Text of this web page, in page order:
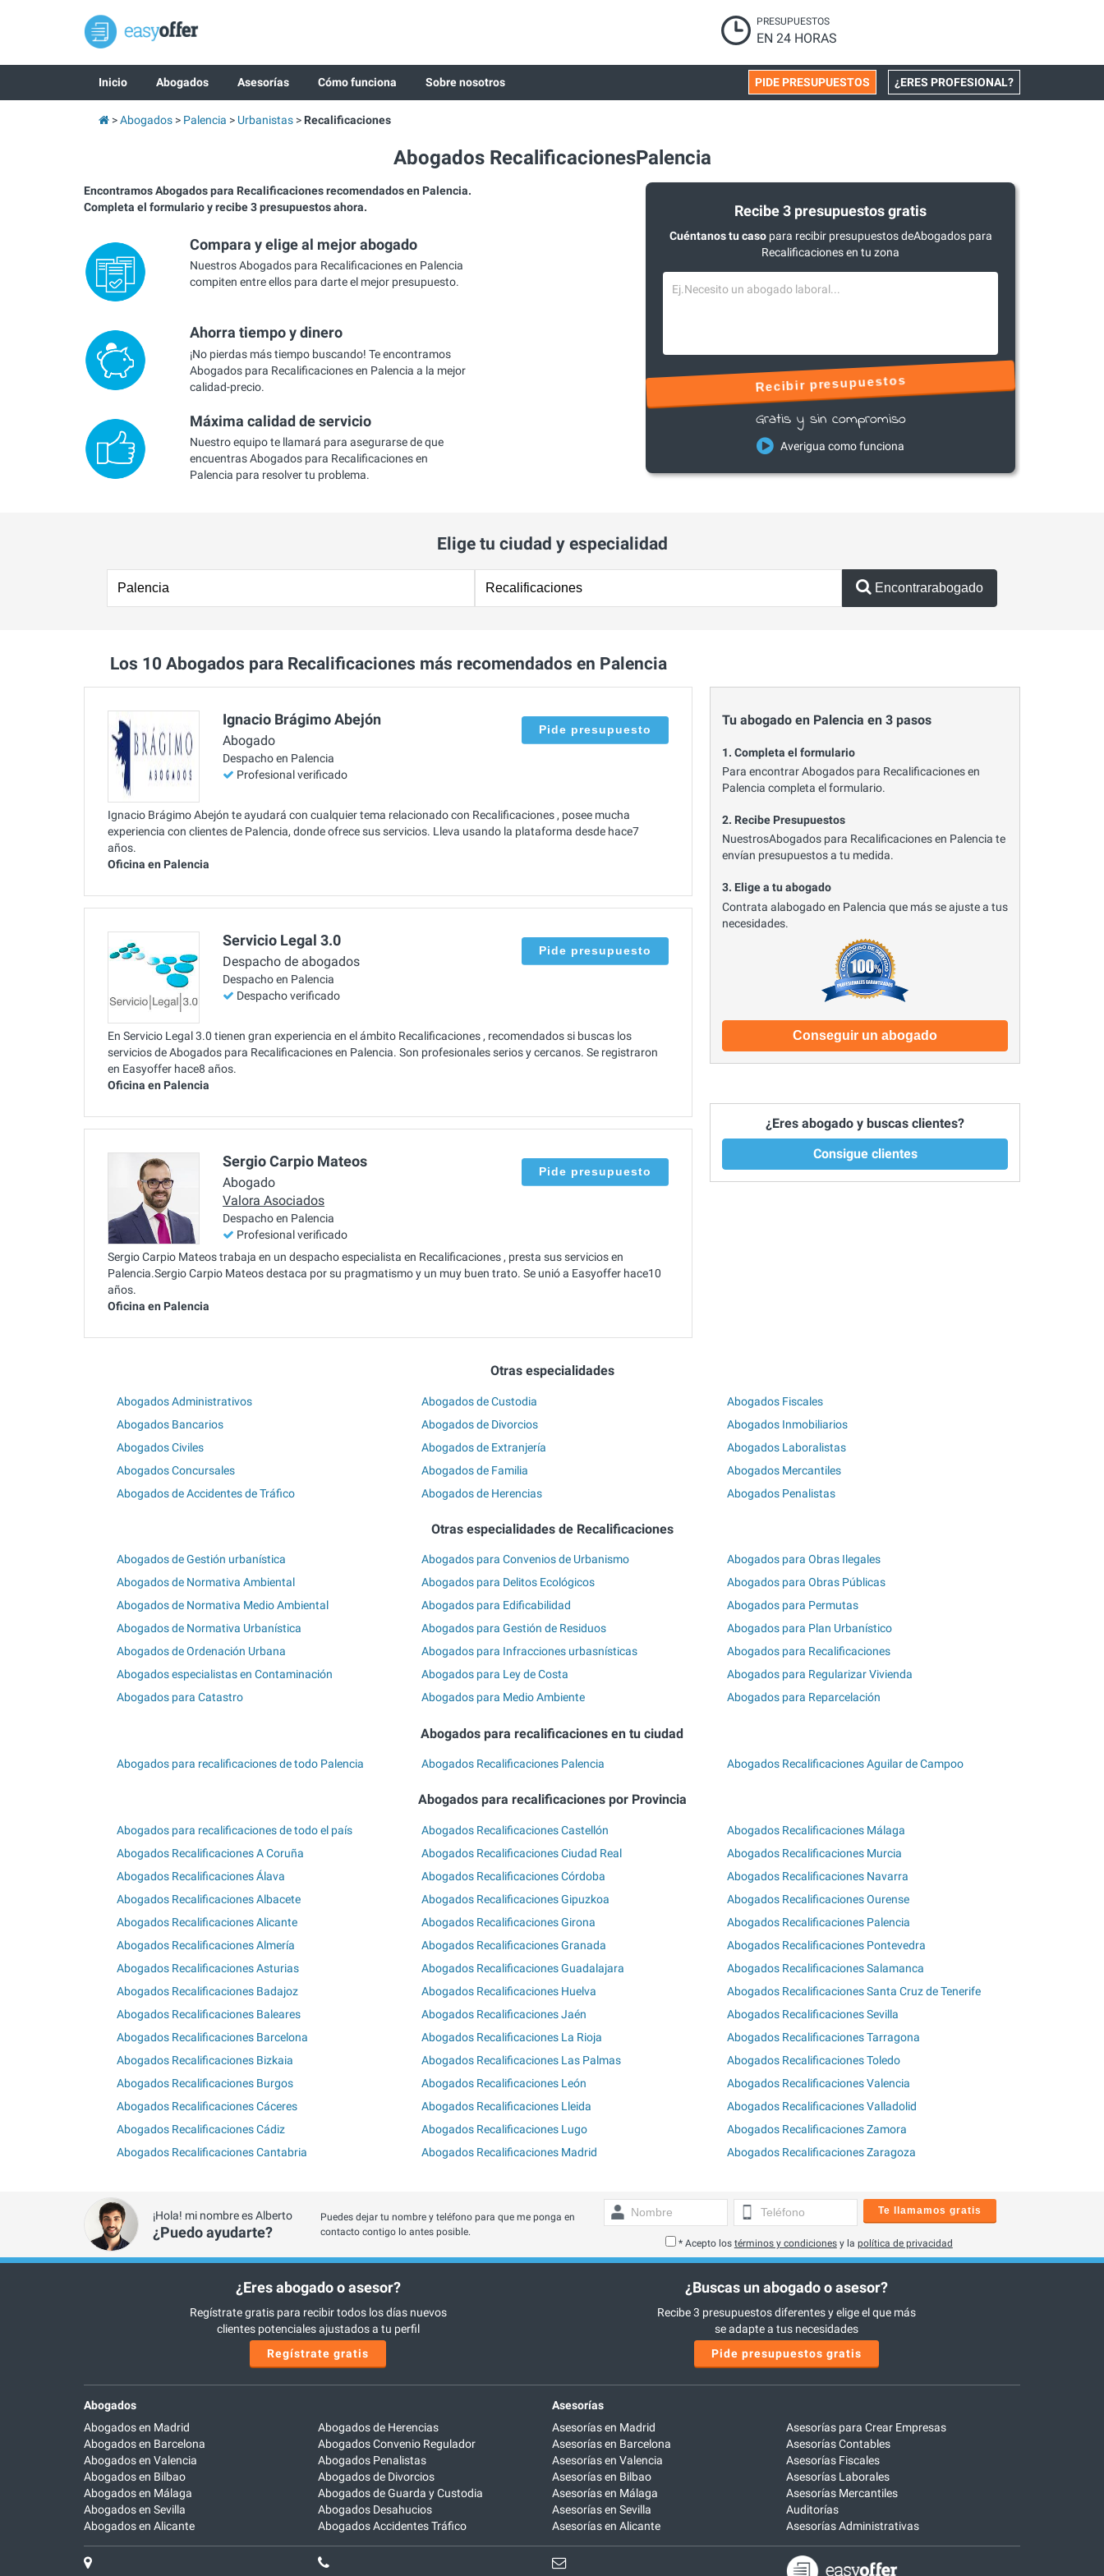
PRESUPUESTOS
EN 24 HORAS
Inicio Abogados Asesorías Cómo funciona Sobre nosotros ¿ERES PROFESIONAL?
PIDE PRESUPUESTOS
Abogados Palencia Urbanistas Recalificaciones
Abogados RecalificacionesPalencia
Encontramos Abogados para Recalificaciones recomendados en Palencia.
Completa el formulario y recibe 3 presupuestos ahora.
Compara y elige al mejor abogado
Nuestros Abogados para Recalificaciones en Palencia
compiten entre ellos para darte el mejor presupuesto.
Ahorra tiempo y dinero
¡No pierdas más tiempo buscando! Te encontramos
Abogados para Recalificaciones en Palencia a la mejor
calidad-precio.
Máxima calidad de servicio
Nuestro equipo te llamará para asegurarse de que
encuentras Abogados para Recalificaciones en
Palencia para resolver tu problema.
Recibe 3 presupuestos gratis
Cuéntanos tu casopara recibir presupuestos deAbogados para
Recalificaciones en tu zona
Recibir presupuestos
Gratis y sin compromiso
Averigua como funciona
Elige tu ciudad y especialidad
Encontrarabogado
Los 10 Abogados para Recalificaciones más recomendados en Palencia
Ignacio Brágimo Abejón
Abogado
Despacho en Palencia
Profesional verificado
Pide presupuesto
Ignacio Brágimo Abejón te ayudará con cualquier tema relacionado con Recalificaciones , posee mucha
experiencia con clientes de Palencia, donde ofrece sus servicios. Lleva usando la plataforma desde hace7
años.
Oficina en Palencia
Servicio Legal 3.0
Despacho de abogados
Despacho en Palencia
Despacho verificado
Pide presupuesto
En Servicio Legal 3.0 tienen gran experiencia en el ámbito Recalificaciones , recomendados si buscas los
servicios de Abogados para Recalificaciones en Palencia. Son profesionales serios y cercanos. Se registraron
en Easyoffer hace8 años.
Oficina en Palencia
Sergio Carpio Mateos
Abogado
Valora Asociados
Despacho en Palencia
Profesional verificado
Pide presupuesto
Sergio Carpio Mateos trabaja en un despacho especialista en Recalificaciones , presta sus servicios en
Palencia.Sergio Carpio Mateos destaca por su pragmatismo y un muy buen trato. Se unió a Easyoffer hace10
años.
Oficina en Palencia
Tu abogado en Palencia en 3 pasos
1. Completa el formulario
Para encontrar Abogados para Recalificaciones en
Palencia completa el formulario.
2. Recibe Presupuestos
NuestrosAbogados para Recalificaciones en Palencia te
envían presupuestos a tu medida.
3. Elige a tu abogado
Contrata alabogado en Palencia que más se ajuste a tus
necesidades.
Conseguir un abogado
¿Eres abogado y buscas clientes?
Consigue clientes
Otras especialidades
Abogados Administrativos
Abogados Bancarios
Abogados Civiles
Abogados Concursales
Abogados de Accidentes de Tráfico
Abogados de Custodia
Abogados de Divorcios
Abogados de Extranjería
Abogados de Familia
Abogados de Herencias
Abogados Fiscales
Abogados Inmobiliarios
Abogados Laboralistas
Abogados Mercantiles
Abogados Penalistas
Otras especialidades de Recalificaciones
Abogados de Gestión urbanística
Abogados de Normativa Ambiental
Abogados de Normativa Medio Ambiental
Abogados de Normativa Urbanística
Abogados de Ordenación Urbana
Abogados especialistas en Contaminación
Abogados para Catastro
Abogados para Convenios de Urbanismo
Abogados para Delitos Ecológicos
Abogados para Edificabilidad
Abogados para Gestión de Residuos
Abogados para Infracciones urbasnísticas
Abogados para Ley de Costa
Abogados para Medio Ambiente
Abogados para Obras Ilegales
Abogados para Obras Públicas
Abogados para Permutas
Abogados para Plan Urbanístico
Abogados para Recalificaciones
Abogados para Regularizar Vivienda
Abogados para Reparcelación
Abogados para recalificaciones en tu ciudad
Abogados para recalificaciones de todo Palencia Abogados Recalificaciones Palencia Abogados Recalificaciones Aguilar de Campoo
Abogados para recalificaciones por Provincia
Abogados para recalificaciones de todo el país
Abogados Recalificaciones A Coruña
Abogados Recalificaciones Álava
Abogados Recalificaciones Albacete
Abogados Recalificaciones Alicante
Abogados Recalificaciones Almería
Abogados Recalificaciones Asturias
Abogados Recalificaciones Badajoz
Abogados Recalificaciones Baleares
Abogados Recalificaciones Barcelona
Abogados Recalificaciones Bizkaia
Abogados Recalificaciones Burgos
Abogados Recalificaciones Cáceres
Abogados Recalificaciones Cádiz
Abogados Recalificaciones Cantabria
Abogados Recalificaciones Castellón
Abogados Recalificaciones Ciudad Real
Abogados Recalificaciones Córdoba
Abogados Recalificaciones Gipuzkoa
Abogados Recalificaciones Girona
Abogados Recalificaciones Granada
Abogados Recalificaciones Guadalajara
Abogados Recalificaciones Huelva
Abogados Recalificaciones Jaén
Abogados Recalificaciones La Rioja
Abogados Recalificaciones Las Palmas
Abogados Recalificaciones León
Abogados Recalificaciones Lleida
Abogados Recalificaciones Lugo
Abogados Recalificaciones Madrid
Abogados Recalificaciones Málaga
Abogados Recalificaciones Murcia
Abogados Recalificaciones Navarra
Abogados Recalificaciones Ourense
Abogados Recalificaciones Palencia
Abogados Recalificaciones Pontevedra
Abogados Recalificaciones Salamanca
Abogados Recalificaciones Santa Cruz de Tenerife
Abogados Recalificaciones Sevilla
Abogados Recalificaciones Tarragona
Abogados Recalificaciones Toledo
Abogados Recalificaciones Valencia
Abogados Recalificaciones Valladolid
Abogados Recalificaciones Zamora
Abogados Recalificaciones Zaragoza
¡Hola! mi nombre es Alberto
¿Puedo ayudarte?
Puedes dejar tu nombre y teléfono para que me ponga en
contacto contigo lo antes posible.
Te llamamos gratis
* Acepto los términos y condicionesy la política de privacidad
¿Eres abogado o asesor?
Regístrate gratis para recibir todos los días nuevos
clientes potenciales ajustados a tu perfil
Regístrate gratis
¿Buscas un abogado o asesor?
Recibe 3 presupuestos diferentes y elige el que más
se adapte a tus necesidades
Pide presupuestos gratis
Abogados
Abogados en Madrid
Abogados en Barcelona
Abogados en Valencia
Abogados en Bilbao
Abogados en Málaga
Abogados en Sevilla
Abogados en Alicante
Abogados de Herencias
Abogados Convenio Regulador
Abogados Penalistas
Abogados de Divorcios
Abogados de Guarda y Custodia
Abogados Desahucios
Abogados Accidentes Tráfico
Asesorías
Asesorías en Madrid
Asesorías en Barcelona
Asesorías en Valencia
Asesorías en Bilbao
Asesorías en Málaga
Asesorías en Sevilla
Asesorías en Alicante
Asesorías para Crear Empresas
Asesorías Contables
Asesorías Fiscales
Asesorías Laborales
Asesorías Mercantiles
Auditorías
Asesorías Administrativas